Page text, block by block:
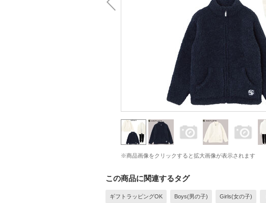
※商品画像をクリックすると拡大画像が表示されます
この商品に関連するタグ
ギフトラッピングOK Boys(男の子) Girls(女の子)